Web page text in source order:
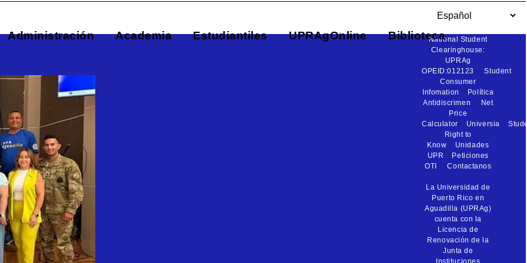
Administración Academia Estudiantiles UPRAgOnline BibliotecaNational Student
Clearinghouse:
UPRAg
OPEID:012123
Student
Consumer
Infomation
Política
Antidiscrimen
Net
Price
Calculator
Universia
Right to
Know
Unidades
UPR
Peticiones
OTI
Contactanos
La Universidad de
Puerto Rico en
Aguadilla (UPRAg)
cuenta con la
Licencia de
Renovación de la
Junta de
Instituciones